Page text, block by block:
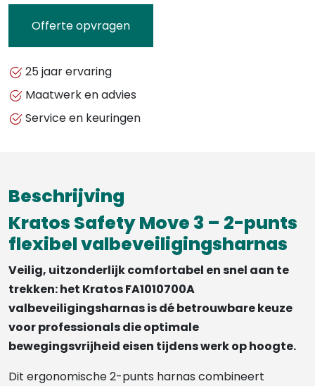
Offerte opvragen
25 jaar ervaring
Maatwerk en advies
Service en keuringen
Beschrijving
Kratos Safety Move 3 – 2-punts
flexibel valbeveiligingsharnas
Veilig, uitzonderlijk comfortabel en snel aan te
trekken: het Kratos FA1010700A
valbeveiligingsharnas is dé betrouwbare keuze
voor professionals die optimale
bewegingsvrijheid eisen tijdens werk op hoogte.
Dit ergonomische 2-punts harnas combineert